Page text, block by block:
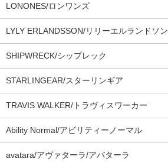
LONONES/ロンワンズ
LYLY ERLANDSSON/リリーエルランドソン
SHIPWRECK/シップレック
STARLINGEAR/スターリンギア
TRAVIS WALKER/トラヴィスワーカー
Ability Normal/アビリティーノーマル
avatara/アヴァターラ/アバターラ